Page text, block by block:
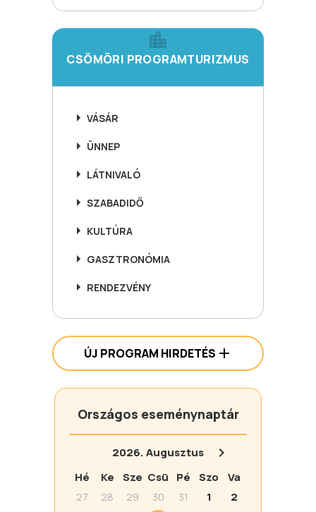
CSÖMÖRI PROGRAMTURIZMUS
VÁSÁR
ÜNNEP
LÁTNIVALÓ
SZABADIDŐ
KULTÚRA
GASZTRONÓMIA
RENDEZVÉNY
ÚJ PROGRAM HIRDETÉS
Országos eseménynaptár
2026.Augusztus
Hé
Ke Sze Csü Pé Szo
Va
27
28 29 30 31 1 2